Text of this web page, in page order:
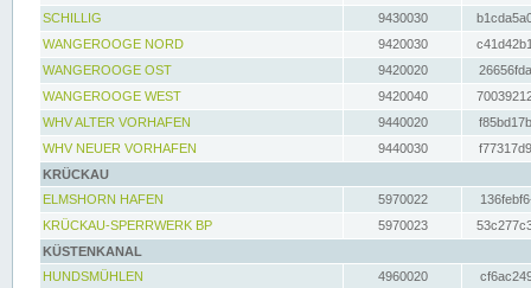
SCHILLIG
9430030
WANGEROOGE NORD
9420030
WANGEROOGE OST
9420020
WANGEROOGE WEST
9420040
WHV ALTER VORHAFEN
9440020
WHV NEUER VORHAFEN
9440030
KRÜCKAU
ELMSHORN HAFEN
5970022
KRÜCKAU-SPERRWERK BP
5970023
KÜSTENKANAL
HUNDSMÜHLEN
4960020